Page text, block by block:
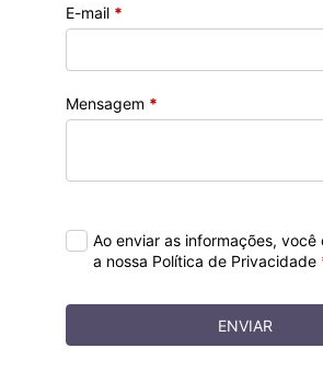
E-mail *
Mensagem *
Ao enviar as informações, você
a nossa Política de Privacidade
ENVIAR